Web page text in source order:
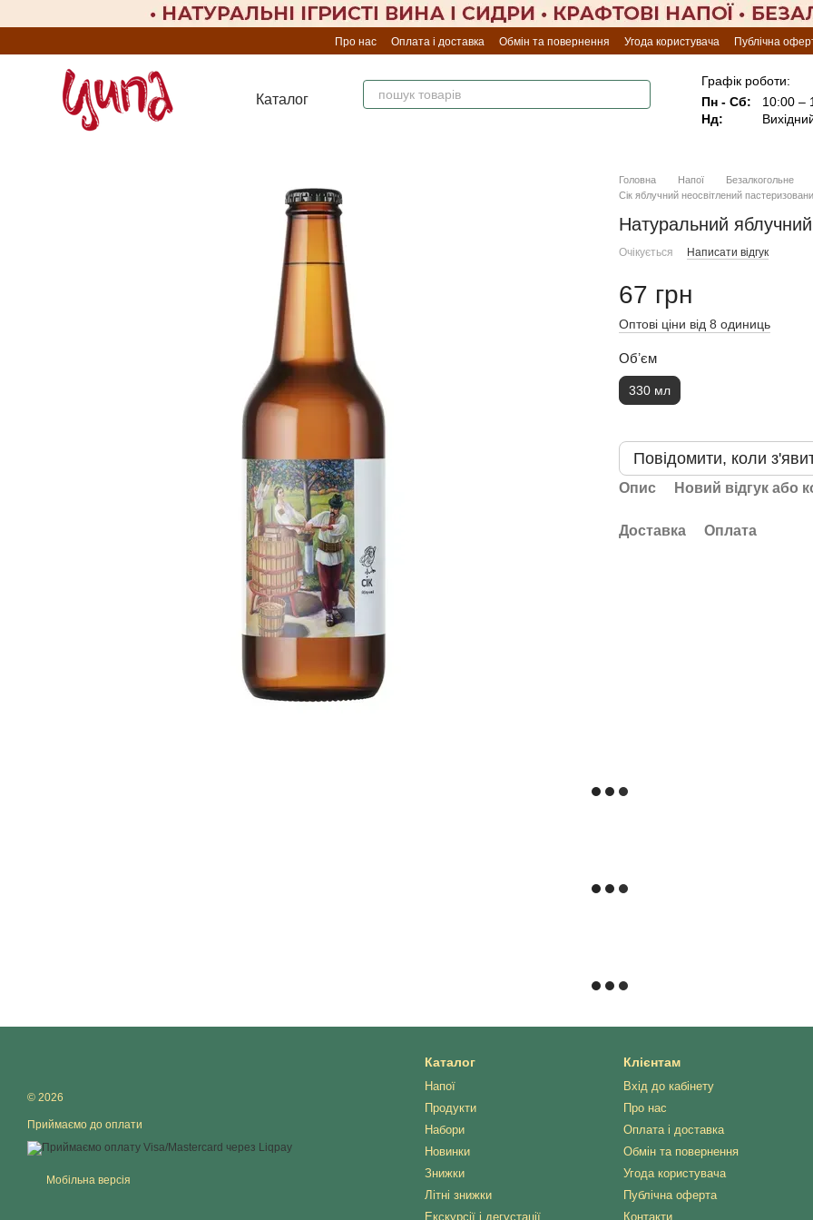
Перейти до основного контенту
Про нас Оплата і доставка Обмін та повернення Угода користувача Публічна
Каталог
Графік роботи:
Пн - Сб:
10:00 –
Нд:
Головна Напої Безалкогольне
Сік яблучний неосвітлений
Натуральний
Очікується Написати відгук
67 грн
Оптові ціни від 8 одиниць
Обʼєм
330 мл
Повідомити, коли
Опис Новий відгук або
Доставка Оплата
© 2026
Приймаємо до оплати
Мобільна версія
Каталог
Напої
Продукти
Набори
Новинки
Знижки
Літні знижки
Екскурсії і дегустації
Клієнтам
Вхід до кабінету
Про нас
Оплата і доставка
Обмін та повернення
Угода користувача
Публічна оферта
Контакти